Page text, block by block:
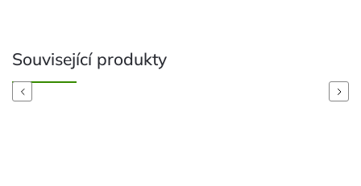
Související produkty
Previous Next